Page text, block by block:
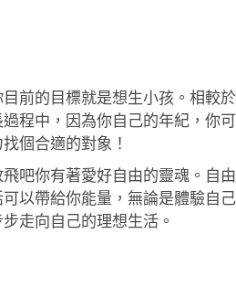
前的目標就是想生小孩。相較
程中，因為你自己的年紀，你
個合適的對象！
吧你有著愛好自由的靈魂。自
以帶給你能量，無論是體驗自
走向自己的理想生活。